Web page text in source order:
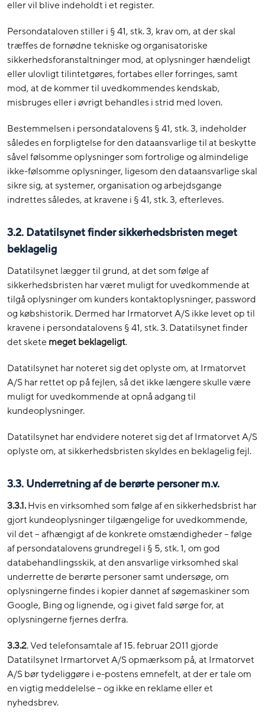
eller vil blive indeholdt i et register.
Persondataloven stiller i § 41, stk. 3, krav om, at der skal
træffes de fornødne tekniske og organisatoriske
sikkerhedsforanstaltninger mod, at oplysninger hændeligt
eller ulovligt tilintetgøres, fortabes eller forringes, samt
mod, at de kommer til uvedkommendes kendskab,
misbruges eller i øvrigt behandles i strid med loven.
Bestemmelsen i persondatalovens § 41, stk. 3, indeholder
således en forpligtelse for den dataansvarlige til at beskytte
såvel følsomme oplysninger som fortrolige og almindelige
ikke-følsomme oplysninger, ligesom den dataansvarlige skal
sikre sig, at systemer, organisation og arbejdsgange
indrettes således, at kravene i § 41, stk. 3, efterleves.
3.2. Datatilsynet finder sikkerhedsbristen meget
beklagelig
Datatilsynet lægger til grund, at det som følge af
sikkerhedsbristen har været muligt for uvedkommende at
tilgå oplysninger om kunders kontaktoplysninger, password
og købshistorik. Dermed har Irmatorvet A/S ikke levet op til
kravene i persondatalovens § 41, stk. 3. Datatilsynet finder
det sketemeget beklageligt.
Datatilsynet har noteret sig det oplyste om, at Irmatorvet
A/S har rettet op på fejlen, så det ikke længere skulle være
muligt for uvedkommende at opnå adgang til
kundeoplysninger.
Datatilsynet har endvidere noteret sig det af Irmatorvet A/S
oplyste om, at sikkerhedsbristen skyldes en beklagelig fejl.
3.3. Underretning af de berørte personer m.v.
3.3.1.Hvis en virksomhed som følge af en sikkerhedsbrist har
gjort kundeoplysninger tilgængelige for uvedkommende,
vil det – afhængigt af de konkrete omstændigheder – følge
af persondatalovens grundregel i § 5, stk. 1, om god
databehandlingsskik, at den ansvarlige virksomhed skal
underrette de berørte personer samt undersøge, om
oplysningerne findes i kopier dannet af søgemaskiner som
Google, Bing og lignende, og i givet fald sørge for, at
oplysningerne fjernes derfra.
3.3.2. Ved telefonsamtale af 15. februar 2011 gjorde
Datatilsynet Irmartorvet A/S opmærksom på, at Irmatorvet
A/S bør tydeliggøre i e-postens emnefelt, at der er tale om
en vigtig meddelelse – og ikke en reklame eller et
nyhedsbrev.